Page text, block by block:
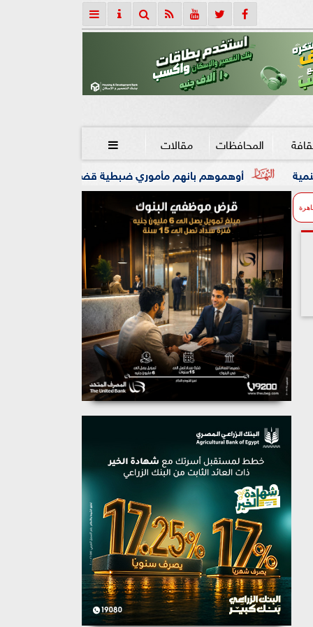
المحافظات مقالات 
مأموري ضبطية قضائية.. إحالة 13 متهما للجنايات لخطف أصحاب شركة وآخرين وسرقتهم في الإسكندرية